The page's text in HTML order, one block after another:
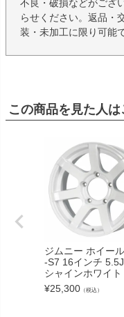
不良・破損などがござ
らせください。返品・
装・未加工に限り可能
この商品を見た人
ジムニー ホイー
-S7 16インチ
シャインホワイト
¥25,300 （税込）